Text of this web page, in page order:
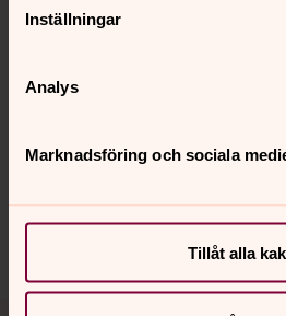
Inställningar
Analys
Marknadsföring och sociala
Tillåt alla
Foto: Ninna Burgman
innehåll?